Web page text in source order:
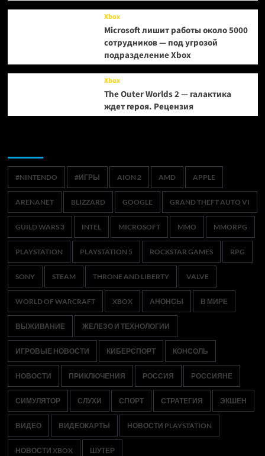
Xbox
Microsoft лишит работы около 5000
сотрудников — под угрозой
подразделение Xbox
Xbox
The Outer Worlds 2 — галактика
ждет героя. Рецензия
#NINTENDO #ИГРЫ AION 2 AMD APPLE
ARENANET BLIZZARD GOOGLE GRAND THEFT AUTO VI
GUILD WARS 3 INTEL MICROSOFT MMO MMORPG
PLAYSTATION PLAYSTATION 5 ROCKSTAR GAMES RPG
SONY STEAM THRONE AND LIBERTY VALVE
WORLD OF WARCRAFT XBOX АНОНСЫ В МИРЕ
ВЫЖИВАНИЕ ЖЕЛЕЗО И ТЕХНОЛОГИИ
ИГРОВЫЕ НОВОСТИ КИБЕРСПОРТ КОНСОЛЬ
НОВОСТИ ПРИКЛЮЧЕНИЯ РОССИЯ РОССИЯНЕ
СИМУЛЯТОР СЛУХИ СПОРТ СТРАТЕГИЯ ЭКШЕН
ВИДЕО ВИДЕОКАРТЫ НОВОСТИ PLAYSTATION
НОВОСТИ XBOX ШУТЕР